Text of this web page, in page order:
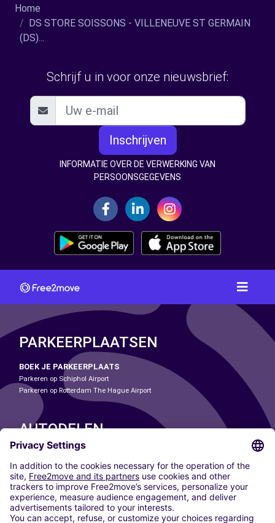
Home
DS STORE SOISSONS - VILLENEUVE ST GERMAIN
(DS)...
Schrijf u in voor onze nieuwsbrief:
Inschrijven
INFORMATIE OVER DE VERWERKING VAN
PERSOONSGEGEVENS
PARKEERPLAATSEN
BOEK JE PARKEERPLAATS
Parkeren op Schiphol Airport
Parkeren op Rotterdam The Hague Airport
AUTODELEN
ONZE STEDEN
Paris
Madrid
Washington DC
Milaan
Rome